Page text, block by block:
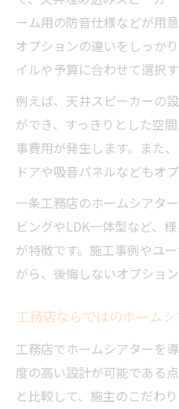
ーム用の防音仕様などが用
オプションの違いをしっか
イルや予算に合わせて選択
例えば、天井スピーカーの
ができ、すっきりとした空
事費用が発生します。また
ドアや吸音パネルなどもオ
一条工務店のホームシアタ
ビングやLDK一体型など、
が特徴です。施工事例やユ
がら、後悔しないオプショ
工務店ならではのホーム
工務店でホームシアターを
度の高い設計が可能である
と比較して、施主のこだわ